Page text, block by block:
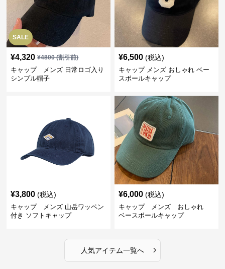
SALE
¥4,320 ¥4800(割引前)
キャップ メンズ 日常ロゴ入り
シンプル帽子
¥6,500 (税込)
キャップ メンズ おしゃれ ベー
スボールキャップ
¥3,800 (税込)
キャップ メンズ 山岳ワッペン
付き ソフトキャップ
¥6,000 (税込)
キャップ メンズ おしゃれ
ベースボールキャップ
人気アイテム一覧へ ›